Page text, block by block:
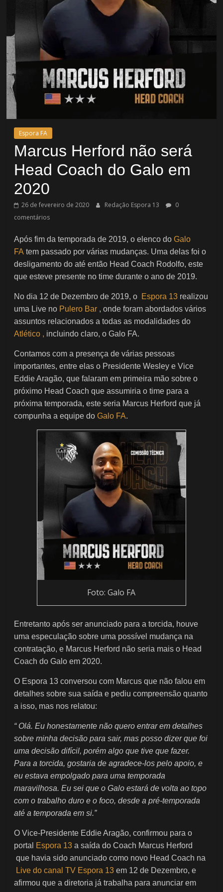
Espora FA
Marcus Herford não será
Head Coach do Galo em
2020
26 de fevereiro de 2020 Redação Espora 13
0
comentários
Após fim da temporada de 2019, o elenco doGalo
FA tem passado por várias mudanças. Uma delas foi o
desligamento do até então Head Coach Rodolfo, este
que esteve presente no time durante o ano de 2019.
No dia 12 de Dezembro de 2019, o Espora 13 realizou
uma Live no Pulero Bar , onde foram abordados vários
assuntos relacionados a todas as modalidades do
Atlético , incluindo claro, o Galo FA.
Contamos com a presença de várias pessoas
importantes, entre elas o Presidente Wesley e Vice
Eddie Aragão, que falaram em primeira mão sobre o
próximo Head Coach que assumiria o time para a
próxima temporada, este seria Marcus Herford que já
compunha a equipe doGalo FA.
Foto: Galo FA
Entretanto após ser anunciado para a torcida, houve
uma especulação sobre uma possível mudança na
contratação, e Marcus Herford não seria mais o Head
Coach do Galo em 2020.
O Espora 13 conversou com Marcus que não falou em
detalhes sobre sua saída e pediu compreensão quanto
a isso, mas nos relatou:
“ Olá. Eu honestamente não quero entrar em detalhes
sobre minha decisão para sair, mas posso dizer que foi
uma decisão difícil, porém algo que tive que fazer.
Para a torcida, gostaria de agradece-los pelo apoio, e
eu estava empolgado para uma temporada
maravilhosa. Eu sei que o Galo estará de volta ao topo
com o trabalho duro e o foco, desde a pré-temporada
até a temporada em si.”
O Vice-Presidente Eddie Aragão, confirmou para o
portal Espora 13 a saída do Coach Marcus Herford
que havia sido anunciado como novo Head Coach na
Live do canal TV Espora 13em 12 de Dezembro, e
afirmou que a diretoria já trabalha para anunciar em